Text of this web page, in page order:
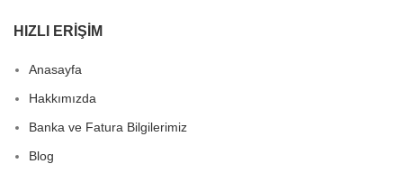
HIZLI ERIŞIM
Anasayfa
Hakkımızda
Banka ve Fatura Bilgilerimiz
Blog